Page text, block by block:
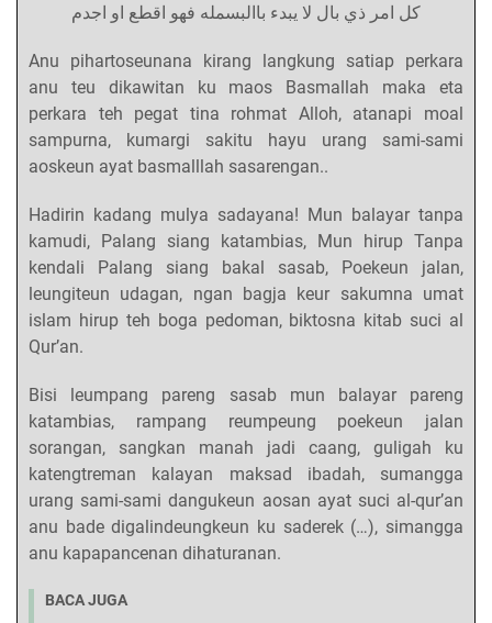
كل امر ذي بال لا يبدء باالبسمله فهو اقطع او اجدم
Anu pihartoseunana kirang langkung satiap perkara
anu teu dikawitan ku maos Basmallah maka eta
perkara teh pegat tina rohmat Alloh, atanapi moal
sampurna, kumargi sakitu hayu urang sami-sami
aoskeun ayat basmalllah sasarengan..
Hadirin kadang mulya sadayana! Mun balayar tanpa
kamudi, Palang siang katambias, Mun hirup Tanpa
kendali Palang siang bakal sasab, Poekeun jalan,
leungiteun udagan, ngan bagja keur sakumna umat
islam hirup teh boga pedoman, biktosna kitab suci al
Qur’an.
Bisi leumpang pareng sasab mun balayar pareng
katambias, rampang reumpeung poekeun jalan
sorangan, sangkan manah jadi caang, guligah ku
katengtreman kalayan maksad ibadah, sumangga
urang sami-sami dangukeun aosan ayat suci al-qur’an
anu bade digalindeungkeun ku saderek (…), simangga
anu kapapancenan dihaturanan.
BACA JUGA